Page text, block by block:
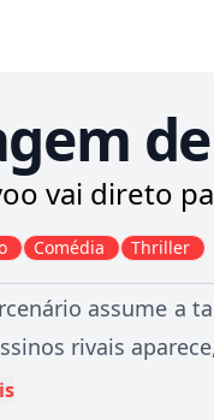
vai direto
Comédia Thriller
assume a
rivais